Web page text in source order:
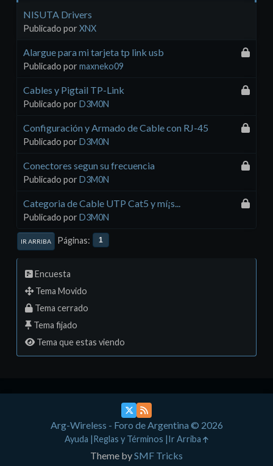
NISUTA Drivers
Publicado por XNX
Alargue para mi tarjeta tp link usb
Publicado por maxneko09
Cables y Pigtail TP-Link
Publicado por D3M0N
Configuración y Armado de Cable con RJ-45
Publicado por D3M0N
Conectores segun su frecuencia
Publicado por D3M0N
Categoria de Cable UTP Cat5 y mí¡s...
Publicado por D3M0N
IR ARRIBA Páginas 1
Encuesta
Tema Movido
Tema cerrado
Tema fijado
Tema que estas viendo
Theme bySMF Tricks
Arg-Wireless - Foro de Argentina © 2026
Ayuda Reglas y Términos Ir Arriba